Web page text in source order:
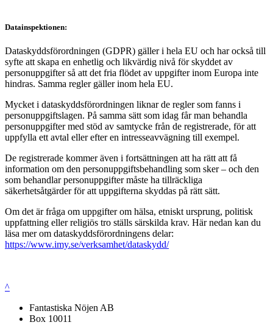
Datainspektionen:
Dataskyddsförordningen (GDPR) gäller i hela EU och har också till
syfte att skapa en enhetlig och likvärdig nivå för skyddet av
personuppgifter så att det fria flödet av uppgifter inom Europa inte
hindras. Samma regler gäller inom hela EU.
Mycket i dataskyddsförordningen liknar de regler som fanns i
personuppgiftslagen. På samma sätt som idag får man behandla
personuppgifter med stöd av samtycke från de registrerade, för att
uppfylla ett avtal eller efter en intresseavvägning till exempel.
De registrerade kommer även i fortsättningen att ha rätt att få
information om den personuppgiftsbehandling som sker – och den
som behandlar personuppgifter måste ha tillräckliga
säkerhetsåtgärder för att uppgifterna skyddas på rätt sätt.
Om det är fråga om uppgifter om hälsa, etniskt ursprung, politisk
uppfattning eller religiös tro ställs särskilda krav. Här nedan kan du
läsa mer om dataskyddsförordningens delar:
https://www.imy.se/verksamhet/dataskydd/
^
Fantastiska Nöjen AB
Box 10011